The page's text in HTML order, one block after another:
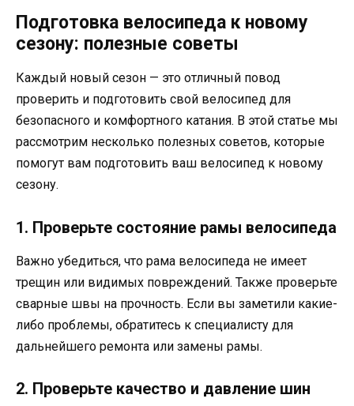
Подготовка велосипеда к новому
сезону: полезные советы
Каждый новый сезон — это отличный повод
проверить и подготовить свой велосипед для
безопасного и комфортного катания. В этой статье мы
рассмотрим несколько полезных советов, которые
помогут вам подготовить ваш велосипед к новому
сезону.
1. Проверьте состояние рамы велосипеда
Важно убедиться, что рама велосипеда не имеет
трещин или видимых повреждений. Также проверьте
сварные швы на прочность. Если вы заметили какие-
либо проблемы, обратитесь к специалисту для
дальнейшего ремонта или замены рамы.
2. Проверьте качество и давление шин